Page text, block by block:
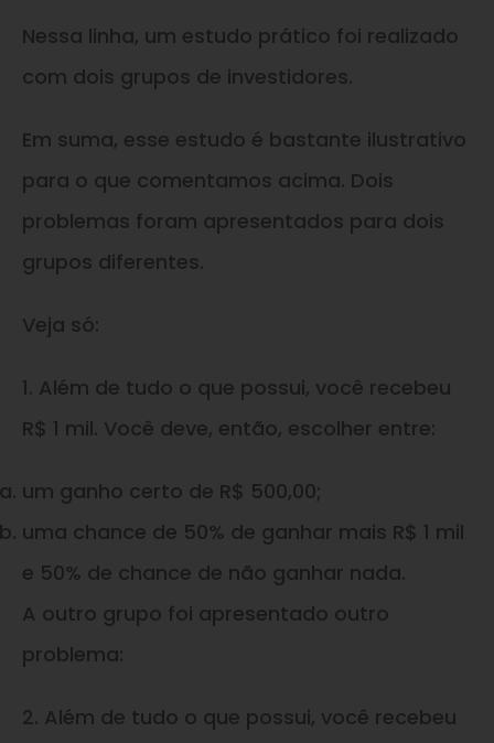
Nessa linha, um estudo prático foi realizado
com dois grupos de investidores.
Em suma, esse estudo é bastante ilustrativo
para o que comentamos acima. Dois
problemas foram apresentados para dois
grupos diferentes.
Veja só:
1. Além de tudo o que possui, você recebeu
R$ 1 mil. Você deve, então, escolher entre:
um ganho certo de R$ 500,00;
uma chance de 50% de ganhar mais R$ 1 mil
e 50% de chance de não ganhar nada.
A outro grupo foi apresentado outro
problema:
2. Além de tudo o que possui, você recebeu